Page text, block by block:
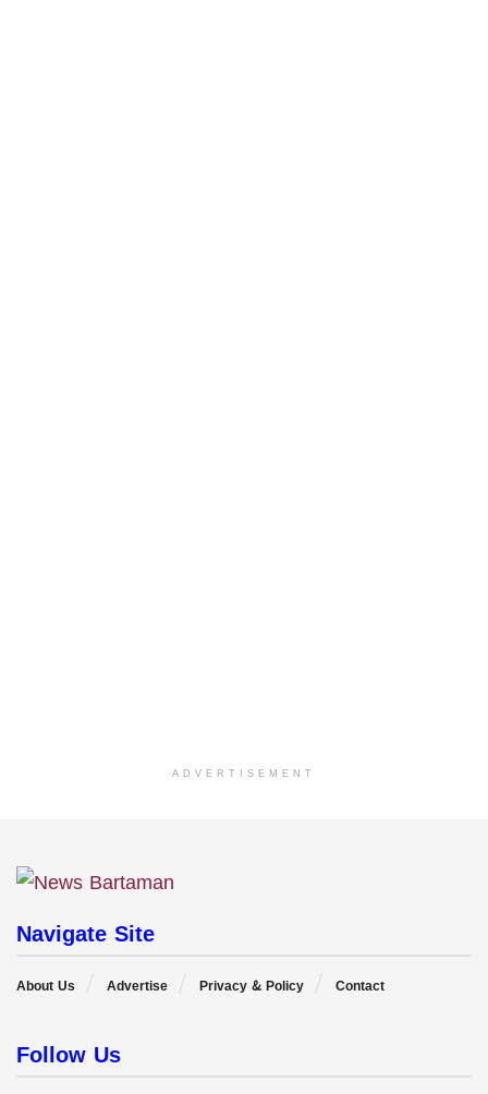
ADVERTISEMENT
Navigate Site
About Us Advertise Privacy & Policy Contact
Follow Us